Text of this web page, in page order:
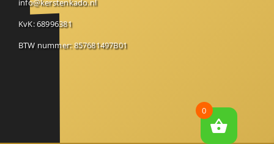
info@kerstenkado.nl
KvK: 68996381
BTW nummer: 857681497B01
0